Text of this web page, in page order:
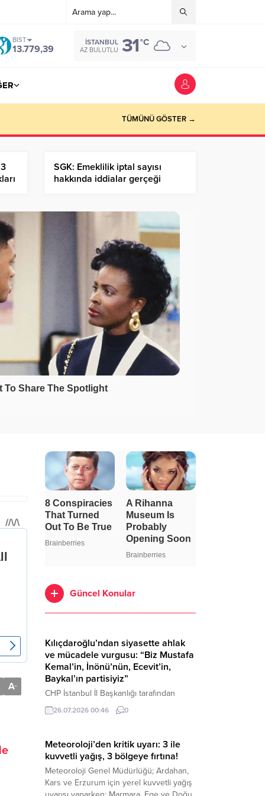
BIST
13.779,39
İSTANBUL
AZ BULUTLU 31°C
TÜMÜNÜ GÖSTER →
SGK: Emeklilik iptal sayısı
hakkında iddialar gerçeği
A-
Güncel Konular
Kılıçdaroğlu’ndan siyasette ahlak
ve mücadele vurgusu: “Biz Mustafa
Kemal’in, İnönü’nün, Ecevit’in,
Baykal’ın partisiyiz”
CHP İstanbul İl Başkanlığı tarafından
düzenlenen Üye Katılım Töreni’nde
konuşan Kemal Kılıçdaroğlu; partinin
beşli çetelerle mücadeleden Aile
Destekleri Sigortası’na kadar birçok kritik
konuda sert ve net mesajlar verdi. Haber
Merkezi – CHP Genel Başkanı Kemal
Kılıçdaroğlu, Rauf Denktaş Kültür
26.07.2026 00:46 0
Meteoroloji’den kritik uyarı: 3 ile
kuvvetli yağış, 3 bölgeye fırtına!
Meteoroloji Genel Müdürlüğü; Ardahan,
Kars ve Erzurum için yerel kuvvetli yağış